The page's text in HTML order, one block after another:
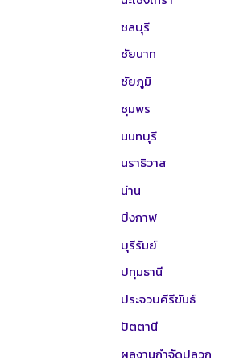
ชลบุรี
ชัยนาท
ชัยภูมิ
ชุมพร
นนทบุรี
นราธิวาส
น่าน
บึงกาฬ
บุรีรัมย์
ปทุมธานี
ประจวบคีรีขันธ์
ปัตตานี
ผลงานกำจัดปลวก